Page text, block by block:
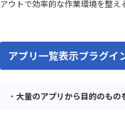
アウトで効率的な作業環境を整え
アプリ一覧表示プラグイ
大量のアプリから目的のもの